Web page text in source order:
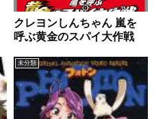
クレヨンしんちゃん 嵐を
呼ぶ黄金のスパイ大作戦
未分類